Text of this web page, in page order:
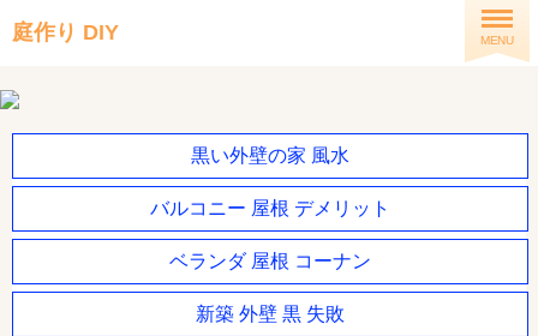
庭作り DIY MENU
黒い外壁の家 風水
バルコニー 屋根 デメリット
ベランダ 屋根 コーナン
新築 外壁 黒 失敗